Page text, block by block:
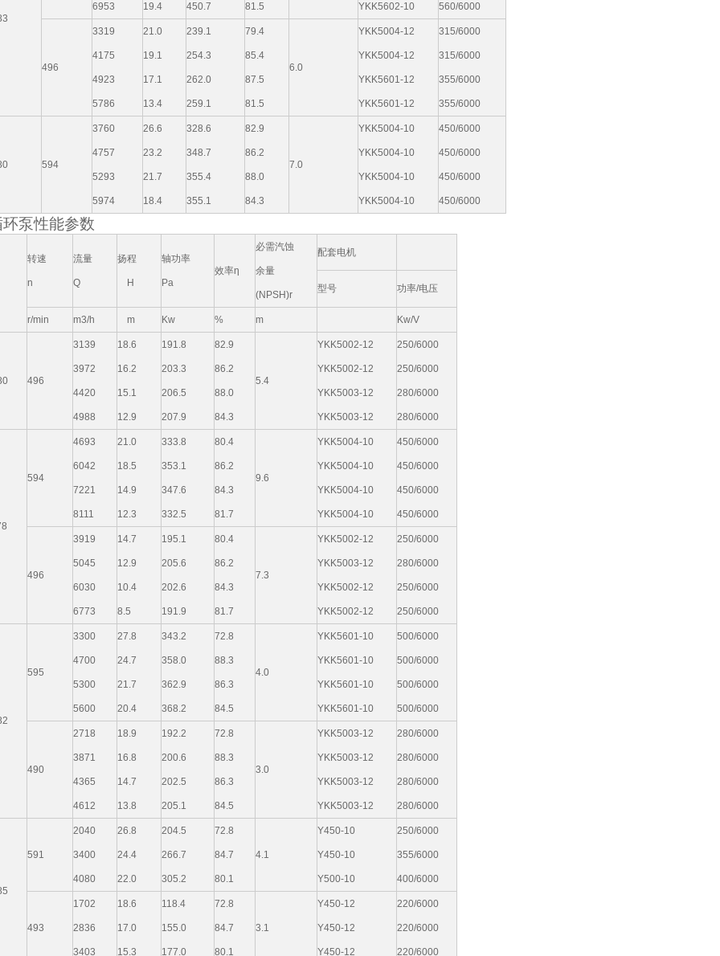
6953 19.4 450.7 81.5 YKK5602-10 560/6000
496
3319
4175
4923
5786
21.0
19.1
17.1
13.4
239.1
254.3
262.0
259.1
79.4
85.4
87.5
81.5
6.0
YKK5004-12
YKK5004-12
YKK5601-12
YKK5601-12
315/6000
315/6000
355/6000
355/6000
594
3760
4757
5293
5974
26.6
23.2
21.7
18.4
328.6
348.7
355.4
355.1
82.9
86.2
88.0
84.3
7.0
YKK5004-10
YKK5004-10
YKK5004-10
YKK5004-10
450/6000
450/6000
450/6000
450/6000
环泵性能参数
转速
n
流量
Q
扬程
H
轴功率
Pa
效率η
必需汽蚀
余量
(NPSH)r
配套电机
型号 功率/电压
r/min m3/h m Kw % m Kw/V
496
3139
3972
4420
4988
18.6
16.2
15.1
12.9
191.8
203.3
206.5
207.9
82.9
86.2
88.0
84.3
5.4
YKK5002-12
YKK5002-12
YKK5003-12
YKK5003-12
250/6000
250/6000
280/6000
280/6000
594
4693
6042
7221
8111
21.0
18.5
14.9
12.3
333.8
353.1
347.6
332.5
80.4
86.2
84.3
81.7
9.6
YKK5004-10
YKK5004-10
YKK5004-10
YKK5004-10
450/6000
450/6000
450/6000
450/6000
496
3919
5045
6030
6773
14.7
12.9
10.4
8.5
195.1
205.6
202.6
191.9
80.4
86.2
84.3
81.7
7.3
YKK5002-12
YKK5003-12
YKK5002-12
YKK5002-12
250/6000
280/6000
250/6000
250/6000
595
3300
4700
5300
5600
27.8
24.7
21.7
20.4
343.2
358.0
362.9
368.2
72.8
88.3
86.3
84.5
4.0
YKK5601-10
YKK5601-10
YKK5601-10
YKK5601-10
500/6000
500/6000
500/6000
500/6000
490
2718
3871
4365
4612
18.9
16.8
14.7
13.8
192.2
200.6
202.5
205.1
72.8
88.3
86.3
84.5
3.0
YKK5003-12
YKK5003-12
YKK5003-12
YKK5003-12
280/6000
280/6000
280/6000
280/6000
591
2040
3400
4080
26.8
24.4
22.0
204.5
266.7
305.2
72.8
84.7
80.1
4.1
Y450-10
Y450-10
Y500-10
250/6000
355/6000
400/6000
493
1702
2836
3403
18.6
17.0
15.3
118.4
155.0
177.0
72.8
84.7
80.1
3.1
Y450-12
Y450-12
Y450-12
220/6000
220/6000
220/6000